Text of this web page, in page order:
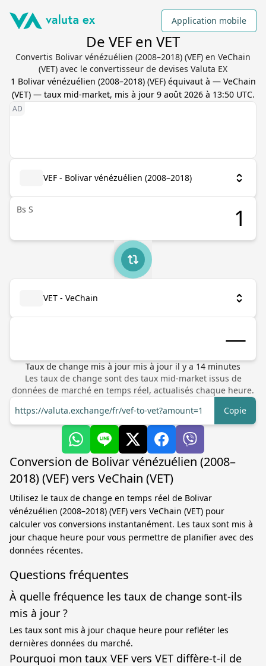
Application mobile
De VEF en VET
Convertis Bolivar vénézuélien (2008–2018) (VEF) en VeChain
(VET) avec le convertisseur de devises Valuta EX
1 Bolivar vénézuélien (2008–2018)(VEF) équivaut à — VeChain
(VET) — taux mid-market, mis à jour 9 août 2026 à 13:50 UTC.
VEF - Bolivar vénézuélien (2008–2018)
Bs S
VET - VeChain
Taux de change mis à jour mis à jour il y a 14 minutes
Les taux de change sont des taux mid-market issus de
données de marché en temps réel, actualisés chaque heure.
https://valuta.exchange/fr/vef-to-vet?amount=1
Copie
Conversion de Bolivar vénézuélien (2008–
2018) (VEF) vers VeChain (VET)
Utilisez le taux de change en temps réel de Bolivar
vénézuélien (2008–2018) (VEF) vers VeChain (VET) pour
calculer vos conversions instantanément. Les taux sont mis à
jour chaque heure pour vous permettre de planifier avec des
données récentes.
Questions fréquentes
À quelle fréquence les taux de change sont-ils
mis à jour ?
Les taux sont mis à jour chaque heure pour refléter les
dernières données du marché.
Pourquoi mon taux VEF vers VET diffère-t-il de